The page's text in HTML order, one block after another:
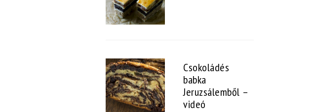
Csokoládés
babka
Jeruzsálemből –
videó